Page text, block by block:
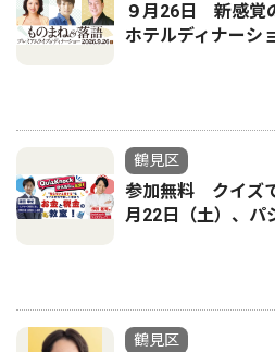
９月26日 新感覚
ホテルディナーシ
鶴見区
参加無料 クイズ
月22日（土）、パ
鶴見区